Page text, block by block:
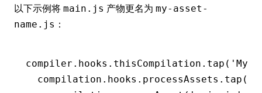
以下示例将 main.js 产物更名为 my-asset-
name.js ：
compiler . hooks . thisCompilation .tap (
  compilation
. hooks . processAssets .tap (